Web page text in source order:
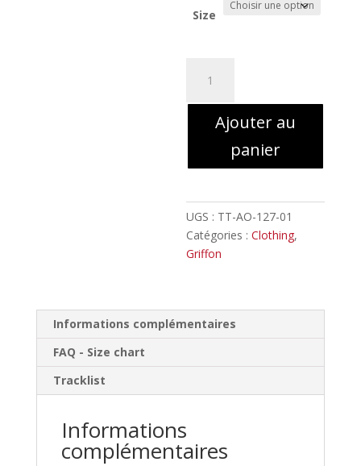
Size
Griffon
//
Tank
top
Ajouter au
panier
UGS : TT-AO-127-01
Catégories :Clothing,
Griffon
Informations complémentaires
FAQ - Size chart
Tracklist
Informations
complémentaires